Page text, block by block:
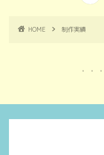
HOME 制作実績